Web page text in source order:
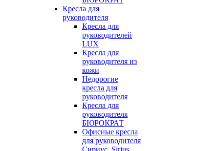
Кресла для
руководителя
Кресла для
руководителей
LUX
Кресла для
руководителя из
кожи
Недорогие
кресла для
руководителя
Кресла для
руководителя
БЮРОКРАТ
Офисные кресла
для руководителя